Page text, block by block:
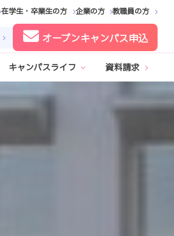
在学生・卒業生の方 企業の方 教職員の方
オープンキャンパス申込
キャンパスライフ 資料請求